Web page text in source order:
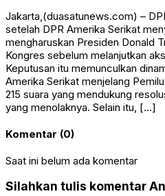
Jakarta,(duasatunews.com) –
setelah DPR Amerika Serikat
mengharuskan Presiden Donald
Kongres sebelum melanjutkan
Keputusan itu memunculkan
Amerika Serikat menjelang
215 suara yang mendukung
yang menolaknya. Selain itu, […]
Komentar (0)
Saat ini belum ada komentar
Silahkan tulis komentar